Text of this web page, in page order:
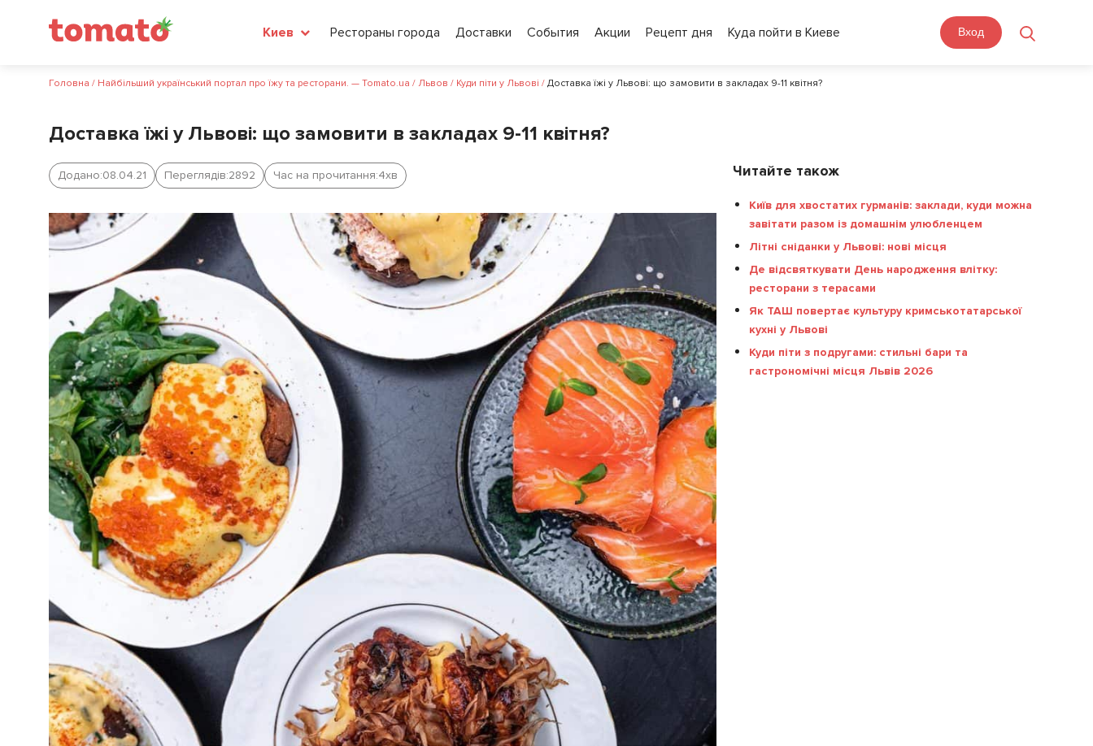
Киев Рестораны города Доставки События Акции Рецепт дня Куда пойти в Киеве Вход
Головна / Найбільший український портал про їжу та ресторани. — Tomato.ua / Львов / Куди піти у Львові / Доставка їжі у Львові: що замовити в закладах 9-11 квітня?
Доставка їжі у Львові: що замовити в закладах 9-11 квітня?
Додано:08.04.21 Переглядів:2892 Час на прочитання:4хв Читайте також
Київ для хвостатих гурманів: заклади, куди можна
завітати разом із домашнім улюбленцем
Літні сніданки у Львові: нові місця
Де відсвяткувати День народження влітку:
ресторани з терасами
Як ТАШ повертає культуру кримськотатарської
кухні у Львові
Куди піти з подругами: стильні бари та
гастрономічні місця Львів 2026